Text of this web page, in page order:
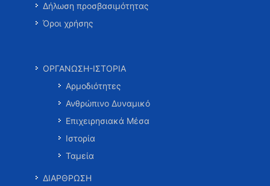
Δήλωση προσβασιμότητας
Όροι χρήσης
ΟΡΓΑΝΩΣΗ-ΙΣΤΟΡΙΑ
Αρμοδιότητες
Ανθρώπινο Δυναμικό
Επιχειρησιακά Μέσα
Ιστορία
Ταμεία
ΔΙΑΡΘΡΩΣΗ